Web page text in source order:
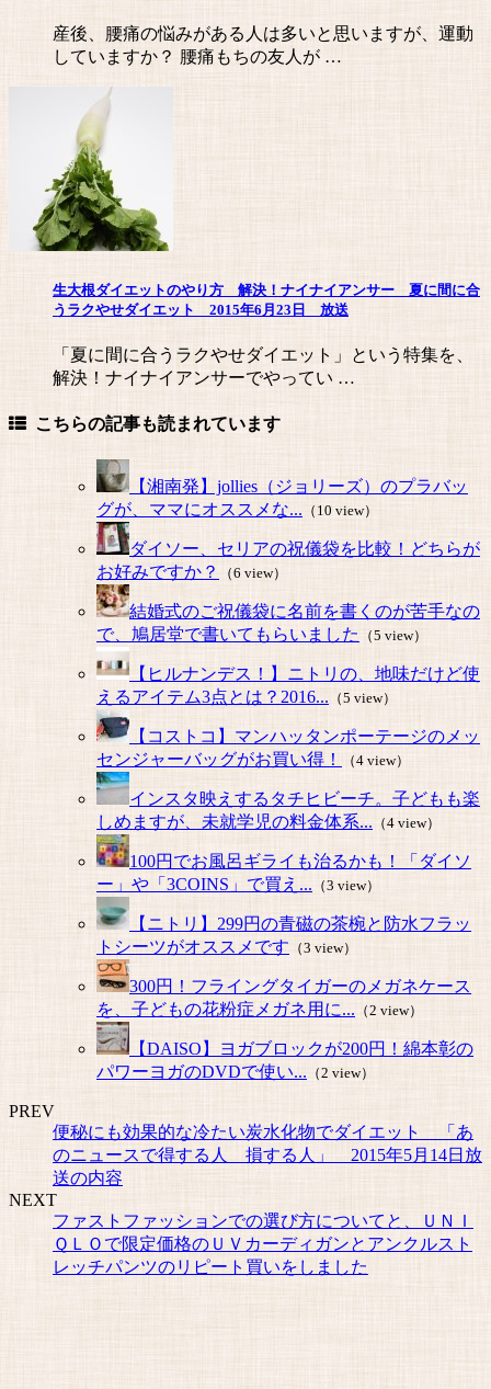
産後、腰痛の悩みがある人は多いと思いますが、運動
していますか？ 腰痛もちの友人が …
生大根ダイエットのやり方 解決！ナイナイアンサー 夏に間に合
うラクやせダイエット 2015年6月23日 放送
「夏に間に合うラクやせダイエット」という特集を、
解決！ナイナイアンサーでやってい …
こちらの記事も読まれています
【湘南発】jollies（ジョリーズ）のプラバッ
グが、ママにオススメな... （10 view）
ダイソー、セリアの祝儀袋を比較！どちらが
お好みですか？
（6 view）
結婚式のご祝儀袋に名前を書くのが苦手なの
で、鳩居堂で書いてもらいました
（5 view）
【ヒルナンデス！】ニトリの、地味だけど使
えるアイテム3点とは？2016... （5 view）
【コストコ】マンハッタンポーテージのメッ
センジャーバッグがお買い得！
（4 view）
インスタ映えするタチヒビーチ。子どもも楽
しめますが、未就学児の料金体系... （4 view）
100円でお風呂ギライも治るかも！「ダイソ
ー」や「3COINS」で買え... （3 view）
【ニトリ】299円の青磁の茶椀と防水フラッ
トシーツがオススメです （3 view）
300円！フライングタイガーのメガネケース
を、子どもの花粉症メガネ用に... （2 view）
【DAISO】ヨガブロックが200円！綿本彰の
パワーヨガのDVDで使い... （2 view）
PREV
便秘にも効果的な冷たい炭水化物でダイエット 「あ
のニュースで得する人 損する人」 2015年5月14日放
送の内容
NEXT
ファストファッションでの選び方についてと、ＵＮＩ
ＱＬＯで限定価格のＵＶカーディガンとアンクルスト
レッチパンツのリピート買いをしました